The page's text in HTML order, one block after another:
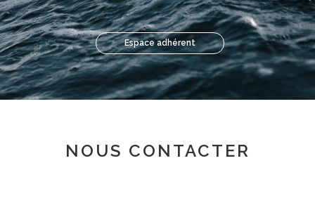
Espace adhérent
NOUS CONTACTER